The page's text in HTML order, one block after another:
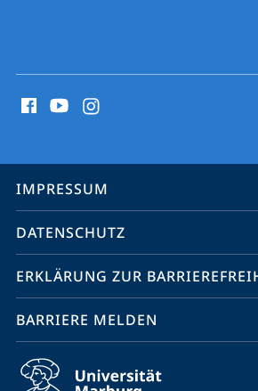
Media
Service-
Navigation
IMPRESSUM
DATENSCHUTZ
ERKLÄRUNG ZUR
BARRIERE MELDEN